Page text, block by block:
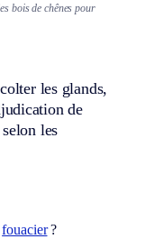
bois de chênes pour
les glands,
de
les
fouacier?